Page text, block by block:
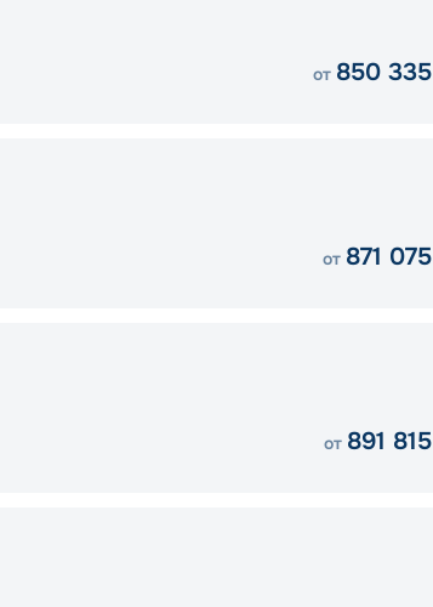
от 850 335
от 871 075
от 891 815